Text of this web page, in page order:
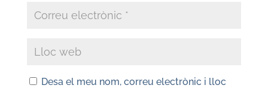
Desa el meu nom, correu electrònic i lloc